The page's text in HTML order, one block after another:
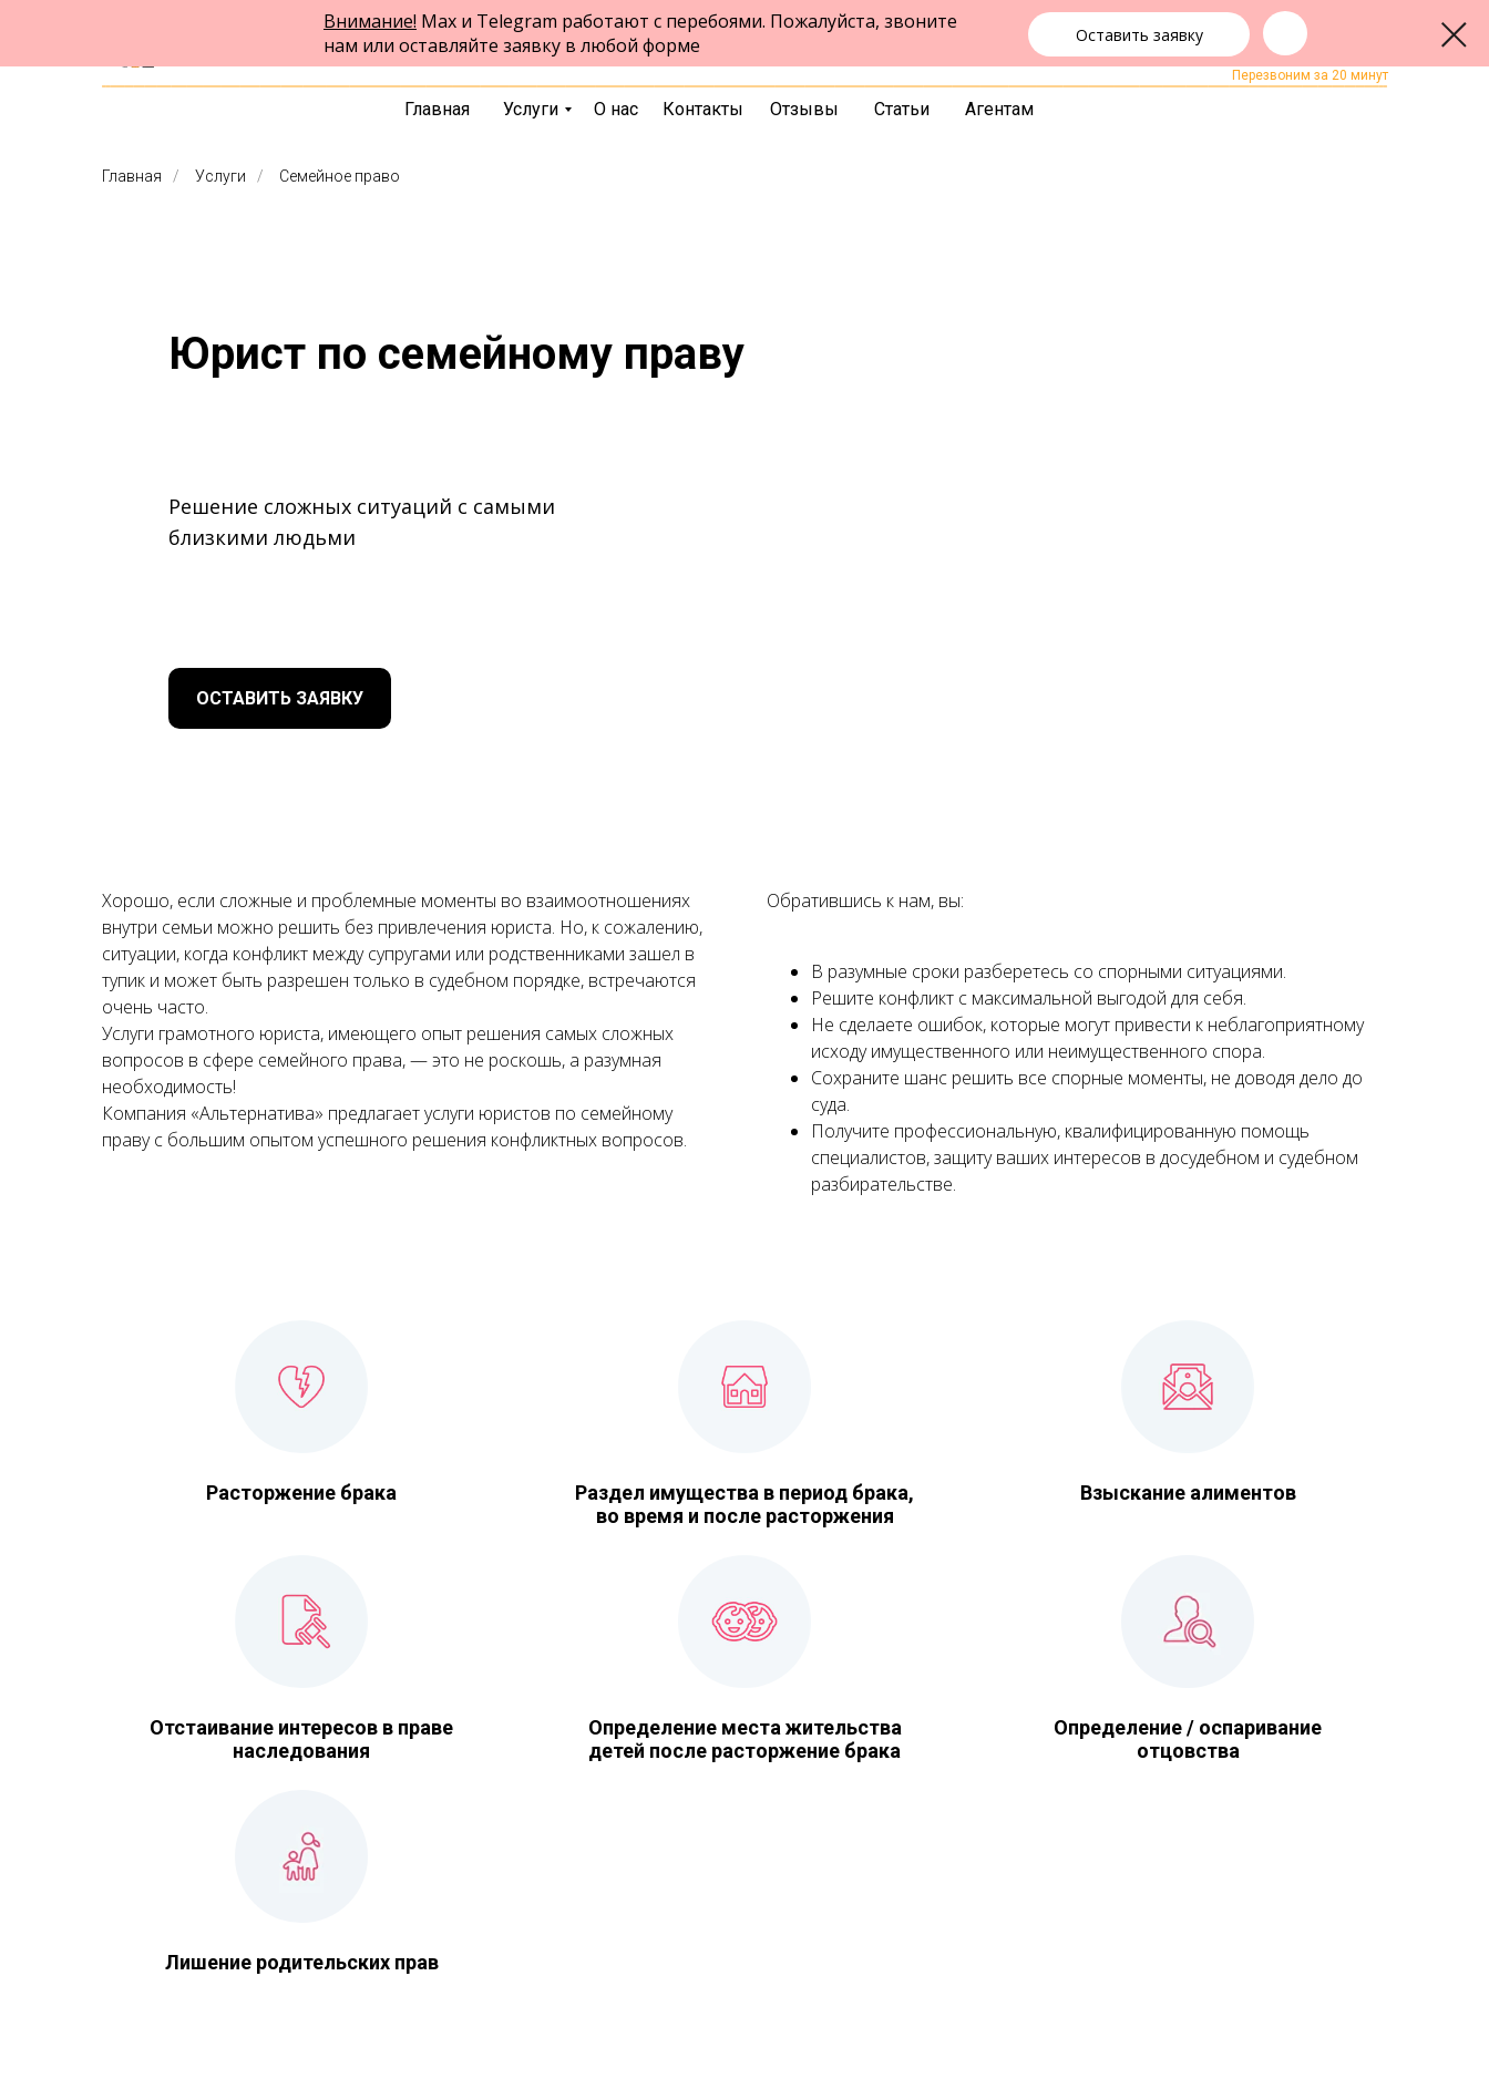
Внимание! Max и Telegram работают с перебоями. Пожалуйста, звоните
нам или оставляйте заявку в любой форме
Оставить заявку ЗАКАЗАТЬ ЗВОНОК
Перезвоним за 20 минут
Главная Услуги О нас Контакты Отзывы Статьи Агентам
Юридическая помощь в Краснодаре
ФПК Альтернатива
Краснодар
выбрать город
+7 (861) 202-97-22
Главная / Услуги / Семейное право
Юрист по семейному праву
ОСТАВИТЬ ЗАЯВКУ
Решение сложных ситуаций с самыми
близкими людьми
Хорошо, если сложные и проблемные моменты во взаимоотношениях
внутри семьи можно решить без привлечения юриста. Но, к сожалению,
ситуации, когда конфликт между супругами или родственниками зашел в
тупик и может быть разрешен только в судебном порядке, встречаются
очень часто.
Услуги грамотного юриста, имеющего опыт решения самых сложных
вопросов в сфере семейного права, — это не роскошь, а разумная
необходимость!
Компания «Альтернатива» предлагает услуги юристов по семейному
праву с большим опытом успешного решения конфликтных вопросов.
Обратившись к нам, вы:
В разумные сроки разберетесь со спорными ситуациями.
Решите конфликт с максимальной выгодой для себя.
Не сделаете ошибок, которые могут привести к неблагоприятному
исходу имущественного или неимущественного спора.
Сохраните шанс решить все спорные моменты, не доводя дело до
суда.
Получите профессиональную, квалифицированную помощь
специалистов, защиту ваших интересов в досудебном и судебном
разбирательстве.
Расторжение брака
Раздел имущества в период брака,
во время и после расторжения
Взыскание алиментов
Отстаивание интересов в праве
наследования
Определение места жительства
детей после расторжение брака
Определение / оспаривание
отцовства
Лишение родительских прав